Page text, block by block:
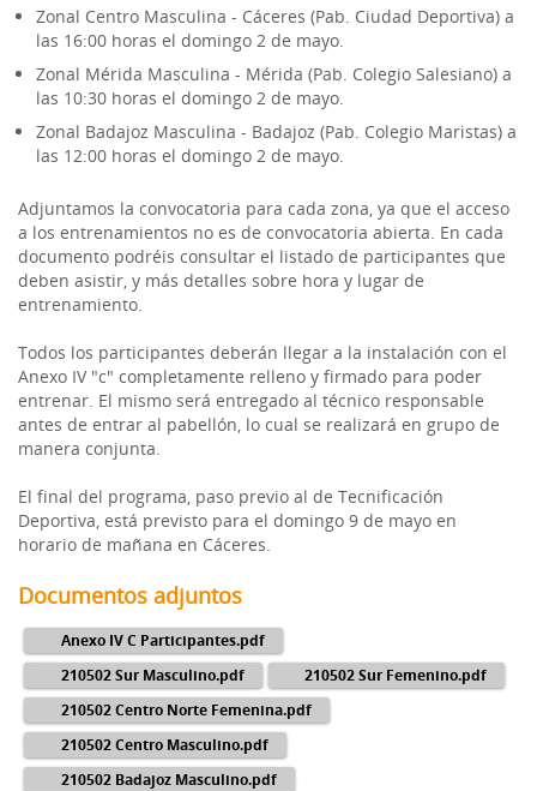
Zonal Centro Masculina - Cáceres (Pab. Ciudad Deportiva) a
las 16:00 horas el domingo 2 de mayo.
Zonal Mérida Masculina - Mérida (Pab. Colegio Salesiano) a
las 10:30 horas el domingo 2 de mayo.
Zonal Badajoz Masculina - Badajoz (Pab. Colegio Maristas) a
las 12:00 horas el domingo 2 de mayo.
Adjuntamos la convocatoria para cada zona, ya que el acceso
a los entrenamientos no es de convocatoria abierta. En cada
documento podréis consultar el listado de participantes que
deben asistir, y más detalles sobre hora y lugar de
entrenamiento.
Todos los participantes deberán llegar a la instalación con el
Anexo IV "c" completamente relleno y firmado para poder
entrenar. El mismo será entregado al técnico responsable
antes de entrar al pabellón, lo cual se realizará en grupo de
manera conjunta.
El final del programa, paso previo al de Tecnificación
Deportiva, está previsto para el domingo 9 de mayo en
horario de mañana en Cáceres.
Documentos adjuntos
Anexo IV C Participantes.pdf
210502 Sur Masculino.pdf
210502 Sur Femenino.pdf
210502 Centro Norte Femenina.pdf
210502 Centro Masculino.pdf
210502 Badajoz Masculino.pdf